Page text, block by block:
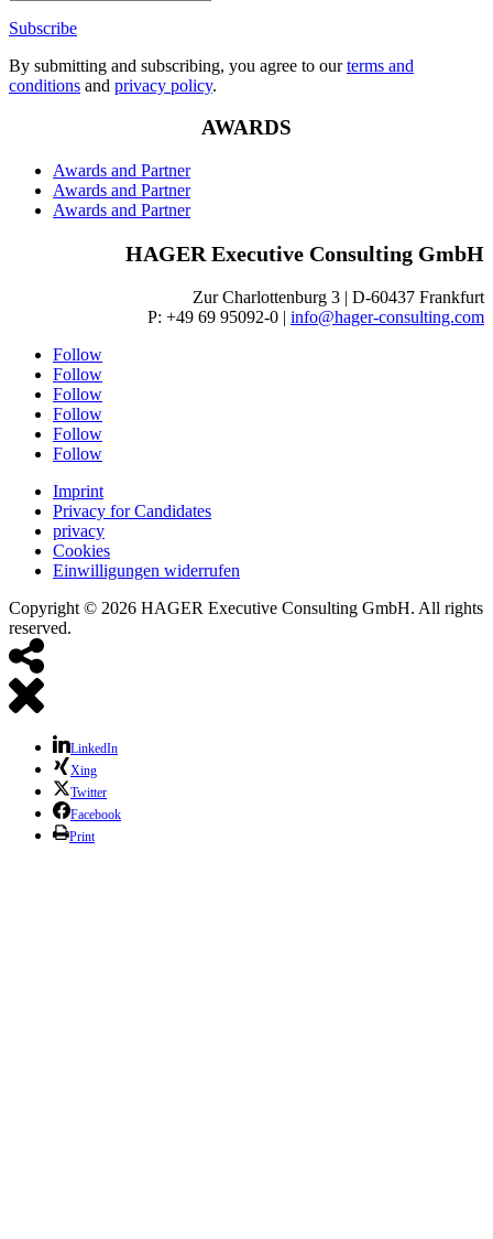
Subscribe
By submitting and subscribing, you agree to ourterms and
conditions and privacy policy.
AWARDS
Awards and Partner
Awards and Partner
Awards and Partner
HAGER Executive Consulting GmbH
Zur Charlottenburg 3 | D-60437 Frankfurt
P: +49 69 95092-0 | info@hager-consulting.com
Follow
Follow
Follow
Follow
Follow
Follow
Imprint
Privacy for Candidates
privacy
Cookies
Einwilligungen widerrufen
Copyright © 2026 HAGER Executive Consulting GmbH. All rights
reserved.
LinkedIn
Xing
Twitter
Facebook
Print